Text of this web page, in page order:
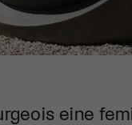
eine